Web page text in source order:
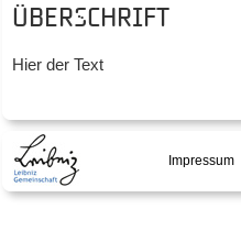
Überschrift
Hier der Text
Impressum